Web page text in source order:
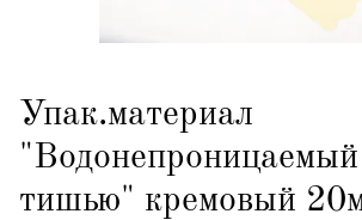
Упак.материал
"Водонепроницаемый
тишью" кремовый